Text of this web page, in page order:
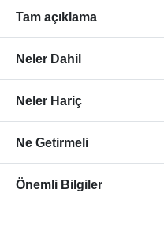
Tam açıklama
Neler Dahil
Neler Hariç
Ne Getirmeli
Önemli Bilgiler